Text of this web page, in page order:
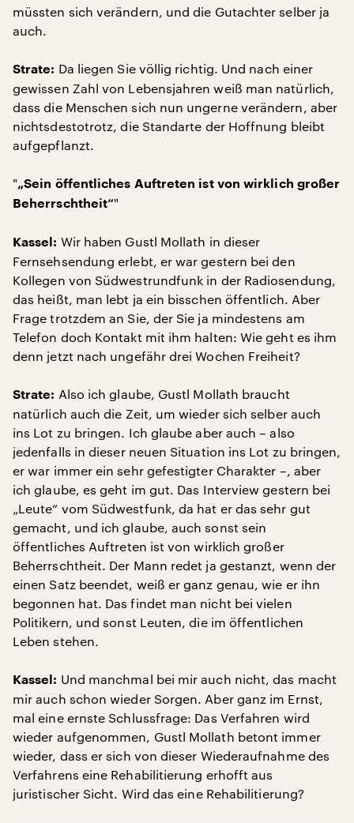
müssten sich verändern, und die Gutachter selber ja
auch.
Strate: Da liegen Sie völlig richtig. Und nach einer
gewissen Zahl von Lebensjahren weiß man natürlich,
dass die Menschen sich nun ungerne verändern, aber
nichtsdestotrotz, die Standarte der Hoffnung bleibt
aufgepflanzt.
"„Sein öffentliches Auftreten ist von wirklich großer
Beherrschtheit“"
Kassel: Wir haben Gustl Mollath in dieser
Fernsehsendung erlebt, er war gestern bei den
Kollegen von Südwestrundfunk in der Radiosendung,
das heißt, man lebt ja ein bisschen öffentlich. Aber
Frage trotzdem an Sie, der Sie ja mindestens am
Telefon doch Kontakt mit ihm halten: Wie geht es ihm
denn jetzt nach ungefähr drei Wochen Freiheit?
Strate: Also ich glaube, Gustl Mollath braucht
natürlich auch die Zeit, um wieder sich selber auch
ins Lot zu bringen. Ich glaube aber auch – also
jedenfalls in dieser neuen Situation ins Lot zu bringen,
er war immer ein sehr gefestigter Charakter –, aber
ich glaube, es geht im gut. Das Interview gestern bei
„Leute“ vom Südwestfunk, da hat er das sehr gut
gemacht, und ich glaube, auch sonst sein
öffentliches Auftreten ist von wirklich großer
Beherrschtheit. Der Mann redet ja gestanzt, wenn der
einen Satz beendet, weiß er ganz genau, wie er ihn
begonnen hat. Das findet man nicht bei vielen
Politikern, und sonst Leuten, die im öffentlichen
Leben stehen.
Kassel: Und manchmal bei mir auch nicht, das macht
mir auch schon wieder Sorgen. Aber ganz im Ernst,
mal eine ernste Schlussfrage: Das Verfahren wird
wieder aufgenommen, Gustl Mollath betont immer
wieder, dass er sich von dieser Wiederaufnahme des
Verfahrens eine Rehabilitierung erhofft aus
juristischer Sicht. Wird das eine Rehabilitierung?